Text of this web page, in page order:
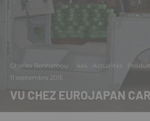
Charles Benhamou · 4x4 Actualités
11 septembre 2015
VU CHEZ EUROJAPAN